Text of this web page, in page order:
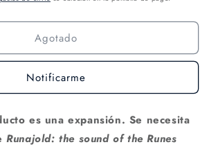
Agotado
Notificarme
es una expansión. Se necesita
Runajold: the sound of the Runes